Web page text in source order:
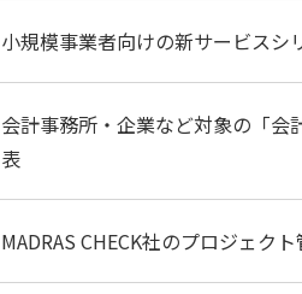
小規模事業者向けの新サービスシ
会計事務所・企業など対象の「
表
MADRAS CHECK社のプロジェク